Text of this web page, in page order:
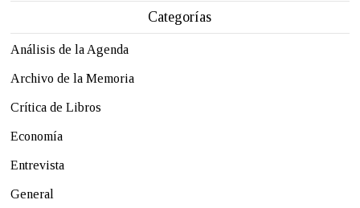
Categorías
Análisis de la Agenda
Archivo de la Memoria
Crítica de Libros
Economía
Entrevista
General